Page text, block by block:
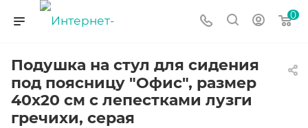
0
Подушка на стул для сидения
под поясницу "Офис", размер
40х20 см с лепестками лузги
гречихи, серая